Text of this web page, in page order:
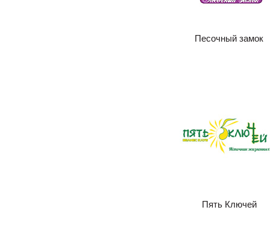
Песочный замок
Пять Ключей